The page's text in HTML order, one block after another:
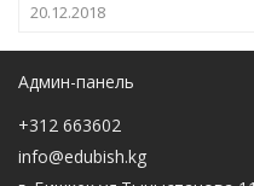
20.12.2018
Админ-панель
+312 663602
info@edubish.kg